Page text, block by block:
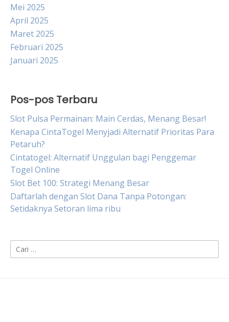
Mei 2025
April 2025
Maret 2025
Februari 2025
Januari 2025
Pos-pos Terbaru
Slot Pulsa Permainan: Main Cerdas, Menang Besar!
Kenapa CintaTogel Menyjadi Alternatif Prioritas Para
Petaruh?
Cintatogel: Alternatif Unggulan bagi Penggemar
Togel Online
Slot Bet 100: Strategi Menang Besar
Daftarlah dengan Slot Dana Tanpa Potongan:
Setidaknya Setoran lima ribu
Cari
untuk: